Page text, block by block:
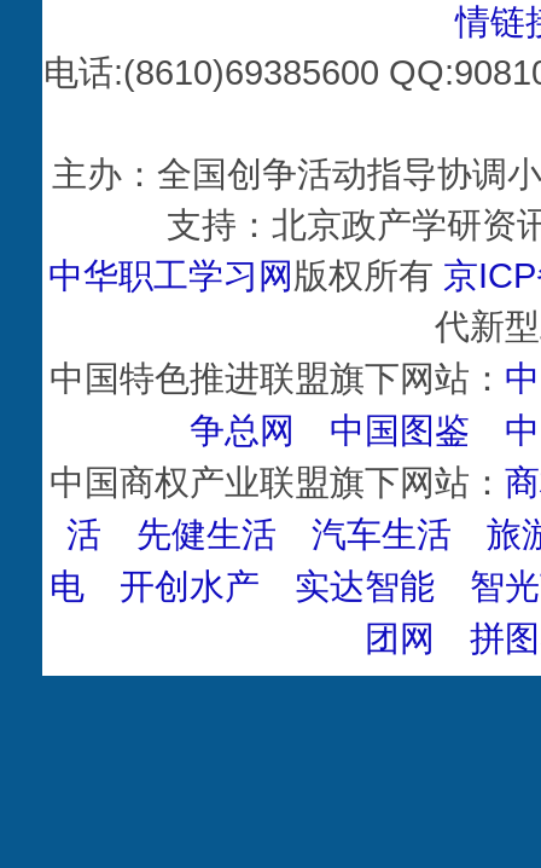
情链
电话:(8610)69385600
主办：全国创争活动指导协调
支持：北京政产学研资
中华职工学习网版权所有 京
代新
中国特色推进联盟旗下网站：
争总网
中国图鉴
中国商权产业联盟旗下网站：
活
先健生活 汽车生活
旅
电
开创水产 实达智能
智
团网
拼